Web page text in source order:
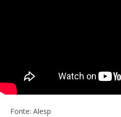
Fonte: Alesp